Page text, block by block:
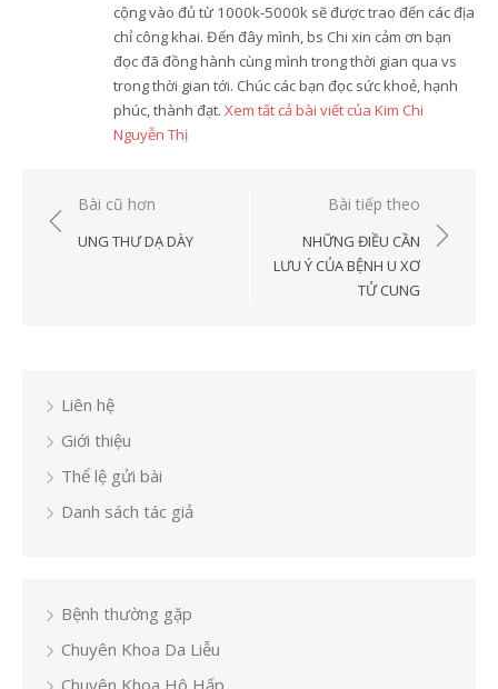
cộng vào đủ từ 1000k-5000k sẽ được trao đến các địa
chỉ công khai. Đến đây mình, bs Chi xin cảm ơn bạn
đọc đã đồng hành cùng mình trong thời gian qua vs
trong thời gian tới. Chúc các bạn đọc sức khoẻ, hạnh
phúc, thành đạt. Xem tất cả bài viết của Kim Chi
Nguyễn Thị
Điều
hướng
Bài cũ hơn
UNG THƯ DẠ DÀY
Bài tiếp theo
NHỮNG ĐIỀU CẦN
LƯU Ý CỦA BỆNH U XƠ
TỬ CUNG
Liên hệ
Giới thiệu
Thể lệ gửi bài
Danh sách tác giả
Bệnh thường gặp
Chuyên Khoa Da Liễu
Chuyên Khoa Hô Hấp